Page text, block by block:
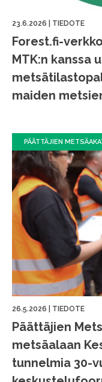
23.6.2026 TIEDOTE
Forest.fi-
MTK:n kanssa
maiden
PÄÄTTÄJIEN
26.5.2026 TIEDOTE
Päättäjien
metsäalaan
tunnelmia 30-